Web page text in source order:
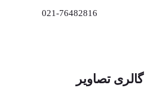
021-76482816
گالری تصاویر